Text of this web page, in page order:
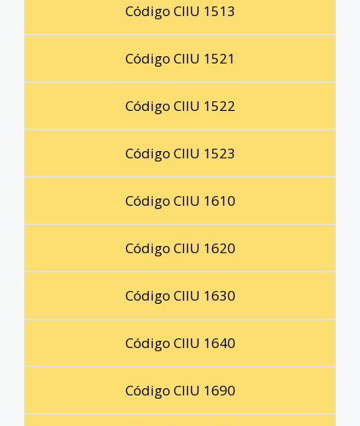
Código CIIU 1513
Código CIIU 1521
Código CIIU 1522
Código CIIU 1523
Código CIIU 1610
Código CIIU 1620
Código CIIU 1630
Código CIIU 1640
Código CIIU 1690